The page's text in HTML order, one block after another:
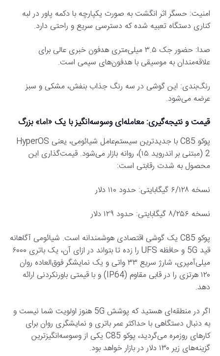
امنیت: حسگر اثر انگشت به صورت یکپارچه با دکمه پاور در لبه
کناری دستگاه تعبیه شده که دسترسی سریع و راحتی دارد.
صدا: حضور جک ۳.۵ میلی‌متری هدفون خبری عالی برای
علاقه‌مندان به موسیقی با هدفون‌های سیمی است.
رنگ‌بندی: این گوشی در سه رنگ جذاب بنفش، مشکی و سبز
عرضه می‌شود.
قیمت و نتیجه‌گیری: معامله‌ای وسوسه‌انگیز با یک «اما» بزرگ
پوکو C85 با جدیدترین سیستم‌عامل شیائومی، یعنی HyperOS
2 (مبتنی بر اندروید ۱۵)، روانه بازار می‌شود. قیمت‌گذاری این
محصول به شدت رقابتی است:
نسخه ۶/۱۲۸ گیگابایتی: حدود ۱۱۰ دلار
نسخه ۸/۲۵۶ گیگابایتی: حدود ۱۲۹ دلار
پوکو C85 یک گوشی اقتصادی هوشمندانه است. شیائومی آگاهانه
قید 5G و حافظه UFS را زده تا بتواند در ازای آن، یک باتری ۶۰۰۰
میلی‌آمپری، شارژ سریع ۳۳ واتی و یک نمایشگر فوق‌العاده روان
۱۲۰ هرتزی را در قابی مقاوم (IP64) و با قیمتی باورنکردنی ارائه
دهد.
اگر در منطقه‌ای هستید که پوشش 5G هنوز اولویت شما نیست و
به دنبال دستگاهی با حداکثر عمر باتری و نمایشگری روان برای
کارهای روزمره می‌گردید، پوکو C85 یکی از وسوسه‌انگیزترین
گزینه‌های زیر ۱۳۰ دلار در بازار خواهد بود.